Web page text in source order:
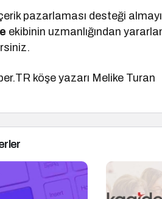
pazarlaması desteği
ekibinin uzmanlığından
köşe yazarı Melike Turan